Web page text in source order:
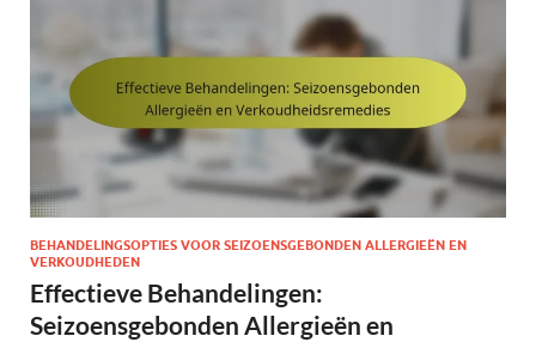
BEHANDELINGSOPTIES VOOR SEIZOENSGEBONDEN ALLERGIEËN EN
VERKOUDHEDEN
Effectieve Behandelingen:
Seizoensgebonden Allergieën en